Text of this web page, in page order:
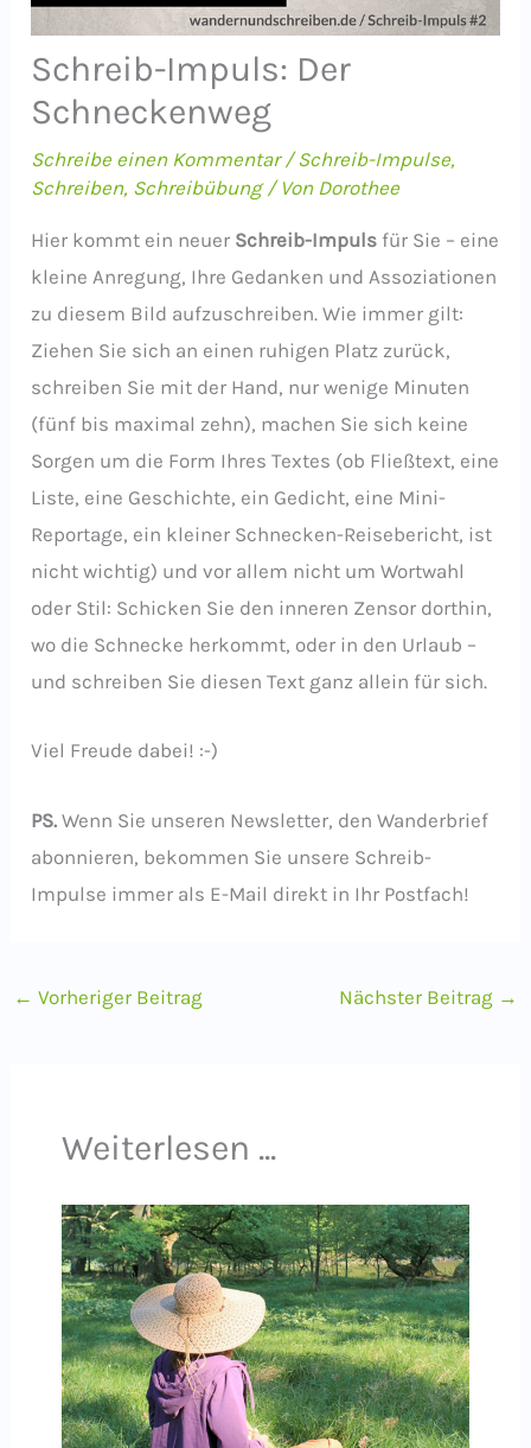
Schreib-Impuls: Der
Schneckenweg
Schreibe einen Kommentar /Schreib-Impulse,
Schreiben, Schreibübung/ Von Dorothee
Hier kommt ein neuer Schreib-Impuls für Sie – eine
kleine Anregung, Ihre Gedanken und Assoziationen
zu diesem Bild aufzuschreiben. Wie immer gilt:
Ziehen Sie sich an einen ruhigen Platz zurück,
schreiben Sie mit der Hand, nur wenige Minuten
(fünf bis maximal zehn), machen Sie sich keine
Sorgen um die Form Ihres Textes (ob Fließtext, eine
Liste, eine Geschichte, ein Gedicht, eine Mini-
Reportage, ein kleiner Schnecken-Reisebericht, ist
nicht wichtig) und vor allem nicht um Wortwahl
oder Stil: Schicken Sie den inneren Zensor dorthin,
wo die Schnecke herkommt, oder in den Urlaub –
und schreiben Sie diesen Text ganz allein für sich.
Viel Freude dabei! :-)
PS. Wenn Sie unseren Newsletter, den Wanderbrief
abonnieren, bekommen Sie unsere Schreib-
Impulse immer als E-Mail direkt in Ihr Postfach!
← Vorheriger Beitrag Nächster Beitrag →
Weiterlesen ...